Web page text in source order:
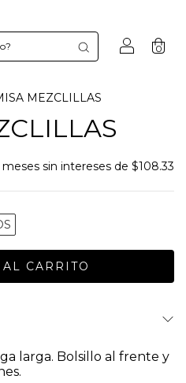
0
MEZCLILLAS
meses sin intereses de $108.33
larga. Bolsillo al frente y